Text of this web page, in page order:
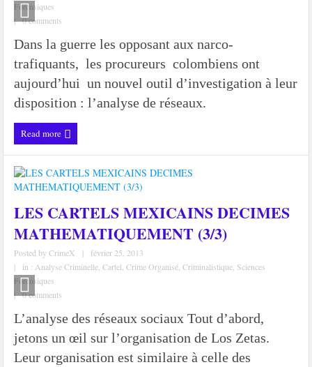
Forensiques
|
0 comments
Dans la guerre les opposant aux narco-
trafiquants, les procureurs colombiens ont
aujourd’hui un nouvel outil d’investigation à leur
disposition : l’analyse de réseaux.
Read more
LES CARTELS MEXICAINS DECIMES
MATHEMATIQUEMENT (3/3)
Posted byCrimeX |
février 25, 2013
|
in : Analyse Criminelle,Cartel,Crime Organisé,Criminalistique, Sciences
Forensiques
|
0 comments
L’analyse des réseaux sociaux Tout d’abord,
jetons un œil sur l’organisation de Los Zetas.
Leur organisation est similaire à celle des